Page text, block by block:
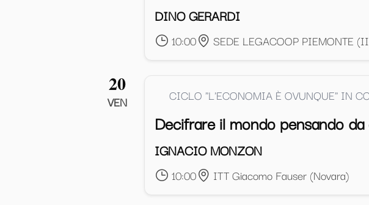
DINO GERARDI
10:00 SEDE LEGACOOP PIEMONTE
20
VEN CICLO "L'ECONOMIA È OVUNQUE" IN
Decifrare il mondo pensando
IGNACIO MONZON
10:00 ITT Giacomo Fauser (Novara)